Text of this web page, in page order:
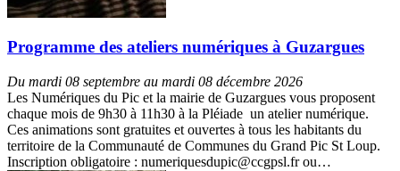
Programme des ateliers numériques à Guzargues
Du mardi 08 septembre au mardi 08 décembre 2026
Les Numériques du Pic et la mairie de Guzargues vous proposent
chaque mois de 9h30 à 11h30 à la Pléiade un atelier numérique.
Ces animations sont gratuites et ouvertes à tous les habitants du
territoire de la Communauté de Communes du Grand Pic St Loup.
Inscription obligatoire : numeriquesdupic@ccgpsl.fr ou…